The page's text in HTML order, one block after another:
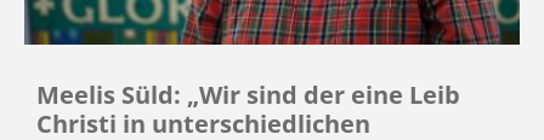
Meelis Süld: „Wir sind der eine Leib
Christi in unterschiedlichen